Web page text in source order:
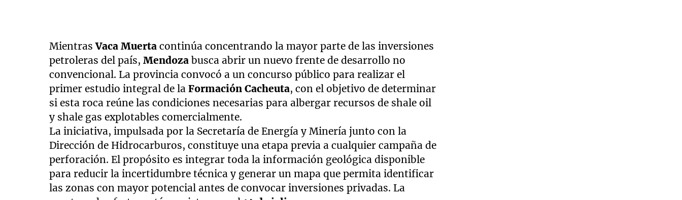
MientrasVaca Muerta continúa concentrando la mayor parte de las inversiones
petroleras del país,Mendoza busca abrir un nuevo frente de desarrollo no
convencional. La provincia convocó a un concurso público para realizar el
primer estudio integral de laFormación Cacheuta, con el objetivo de determinar
si esta roca reúne las condiciones necesarias para albergar recursos de shale oil
y shale gas explotables comercialmente.
La iniciativa, impulsada por la Secretaría de Energía y Minería junto con la
Dirección de Hidrocarburos, constituye una etapa previa a cualquier campaña de
perforación. El propósito es integrar toda la información geológica disponible
para reducir la incertidumbre técnica y generar un mapa que permita identificar
las zonas con mayor potencial antes de convocar inversiones privadas. La